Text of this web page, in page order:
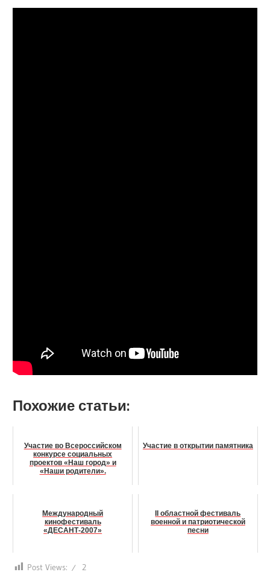
Похожие статьи:
Участие во Всероссийском
конкурсе социальных
проектов «Наш город» и
«Наши родители».
Участие в открытии памятника
Международный
кинофестиваль
«ДЕСАНТ-2007»
II областной фестиваль
военной и патриотической
песни
Post Views: 2